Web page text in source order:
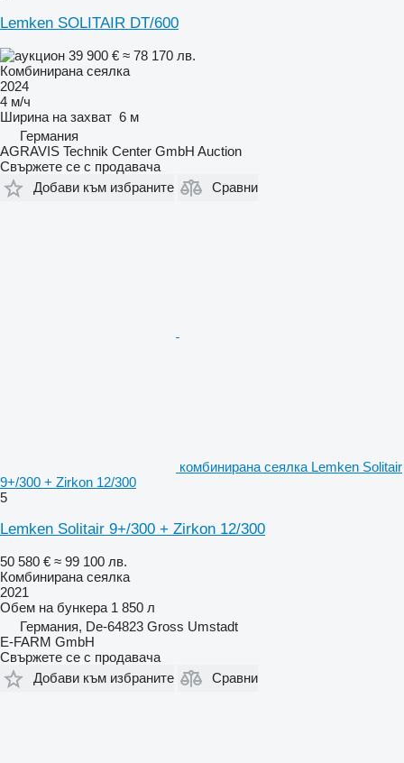
Lemken SOLITAIR DT/600
39 900 € ≈ 78 170 лв.
Комбинирана сеялка
2024
4 м/ч
Ширина на захват 6 м
Германия
AGRAVIS Technik Center GmbH Auction
Свържете се с продавача
Добави към избраните
Сравни
комбинирана сеялка Lemken Solitair
9+/300 + Zirkon 12/300
5
Lemken Solitair 9+/300 + Zirkon 12/300
50 580 € ≈ 99 100 лв.
Комбинирана сеялка
2021
Обем на бункера 1 850 л
Германия, De-64823 Gross Umstadt
E-FARM GmbH
Свържете се с продавача
Добави към избраните
Сравни